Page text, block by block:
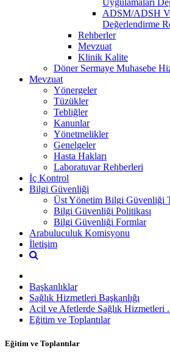
ADSM/ADSH
Değerlendirme
Rehberler
Mevzuat
Klinik Kalite
Döner Sermaye Muhasebe
Mevzuat
Yönergeler
Tüzükler
Tebliğler
Kanunlar
Yönetmelikler
Genelgeler
Hasta Hakları
Laboratuvar Rehberleri
İç Kontrol
Bilgi Güvenliği
Üst Yönetim Bilgi Güvenliği
Bilgi Güvenliği Politikası
Bilgi Güvenliği Formlar
Arabuluculuk Komisyonu
İletişim
Başkanlıklar
Sağlık Hizmetleri Başkanlığı
Acil ve Afetlerde Sağlık Hizmetleri
Eğitim ve Toplantılar
Eğitim ve Toplantılar